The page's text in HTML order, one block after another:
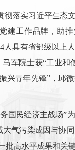
彻落实习近平生态
建工作品牌，助
人具有省部级以上
军院士获“工业
兴青年先锋”，邱
国民经济主战场”
气污染成因与协
批高水平成果和关